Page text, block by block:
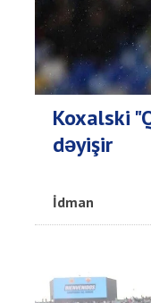
Koxalski
dəyişir
İdman